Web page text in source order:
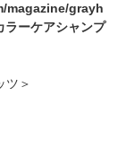
magazine/grayh
ラーケアシャンプ
ツ＞